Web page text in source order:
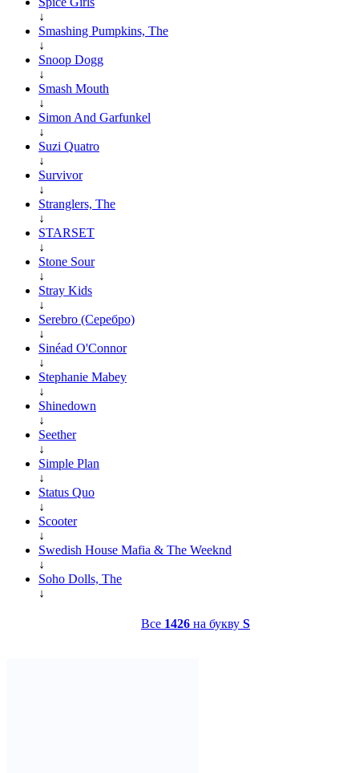
↓
Smashing Pumpkins, The
↓
Snoop Dogg
↓
Smash Mouth
↓
Simon And Garfunkel
↓
Suzi Quatro
↓
Survivor
↓
Stranglers, The
↓
STARSET
↓
Stone Sour
↓
Stray Kids
↓
Serebro (Серебро)
↓
Sinéad O'Connor
↓
Stephanie Mabey
↓
Shinedown
↓
Seether
↓
Simple Plan
↓
Status Quo
↓
Scooter
↓
Swedish House Mafia & The Weeknd
↓
Soho Dolls, The
↓
Все 1426 на букву S